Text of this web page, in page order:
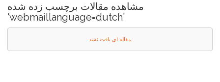
مشاهده مقالات برچسب زده شده
'webmaillanguage=dutch'
مقاله ای یافت نشد